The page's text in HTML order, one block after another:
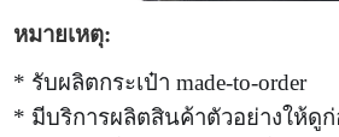
หมายเหตุ:
* รับผลิตกระเป๋า made-to-order
* มีบริการผลิตสินค้าตัวอย่างให้ดูก่